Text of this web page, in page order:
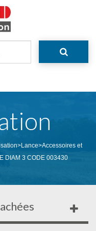
>Lance>Accessoires et
DIAM 3 CODE 003430